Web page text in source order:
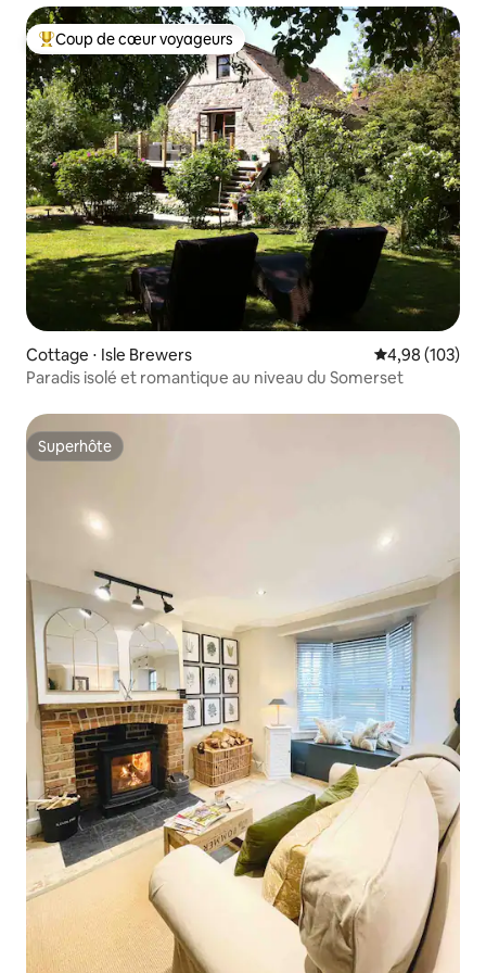
Coups de cœur voyageurs les plus appréciés
Coup de cœur voyageurs
Cottage ⋅ Isle Brewers Évaluation
4,98 (103)
Paradis isolé et romantique au niveau du Somerset
Superhôte
Superhôte